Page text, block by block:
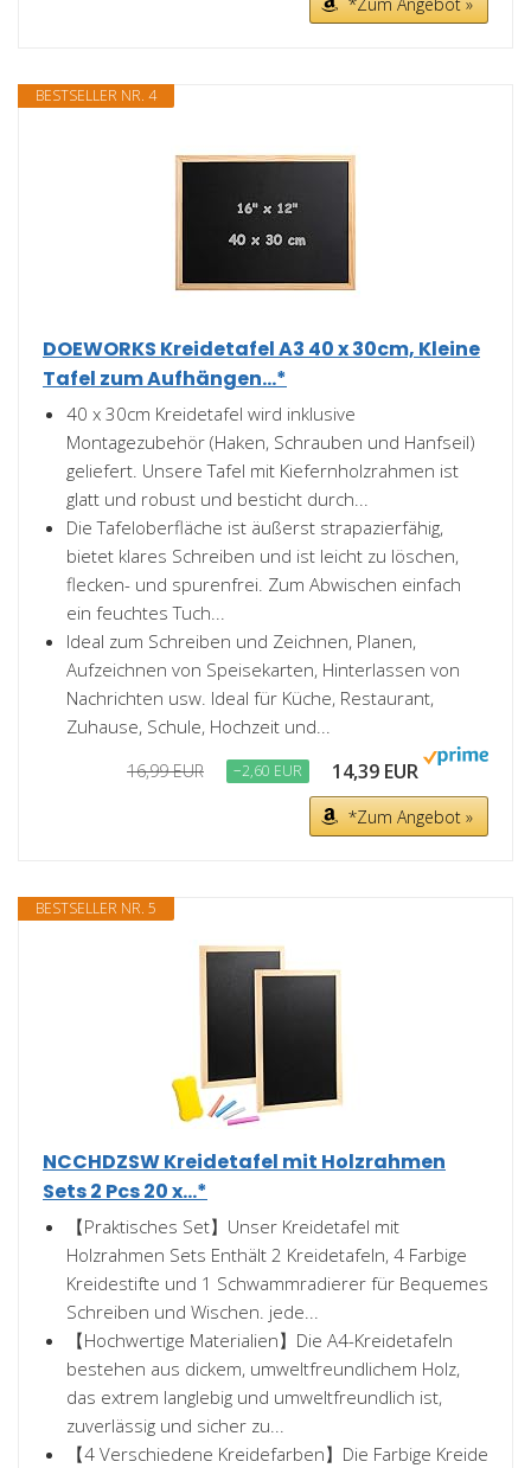
*Zum Angebot »
BESTSELLER NR. 4
DOEWORKS Kreidetafel A3 40 x 30cm, Kleine
Tafel zum Aufhängen...*
40 x 30cm Kreidetafel wird inklusive
Montagezubehör (Haken, Schrauben und Hanfseil)
geliefert. Unsere Tafel mit Kiefernholzrahmen ist
glatt und robust und besticht durch...
Die Tafeloberfläche ist äußerst strapazierfähig,
bietet klares Schreiben und ist leicht zu löschen,
flecken- und spurenfrei. Zum Abwischen einfach
ein feuchtes Tuch...
Ideal zum Schreiben und Zeichnen, Planen,
Aufzeichnen von Speisekarten, Hinterlassen von
Nachrichten usw. Ideal für Küche, Restaurant,
Zuhause, Schule, Hochzeit und...
16,99 EUR −2,60 EUR 14,39 EUR
*Zum Angebot »
BESTSELLER NR. 5
NCCHDZSW Kreidetafel mit Holzrahmen
Sets 2 Pcs 20 x...*
【Praktisches Set】Unser Kreidetafel mit
Holzrahmen Sets Enthält 2 Kreidetafeln, 4 Farbige
Kreidestifte und 1 Schwammradierer für Bequemes
Schreiben und Wischen. jede...
【Hochwertige Materialien】Die A4-Kreidetafeln
bestehen aus dickem, umweltfreundlichem Holz,
das extrem langlebig und umweltfreundlich ist,
zuverlässig und sicher zu...
【4 Verschiedene Kreidefarben】Die Farbige Kreide